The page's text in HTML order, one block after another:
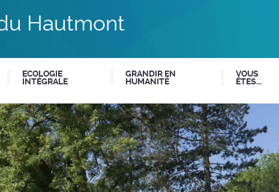
Hautmont
ECOLOGIE
INTÉGRALE
GRANDIR EN
HUMANITÉ
VOUS
ÊTES...